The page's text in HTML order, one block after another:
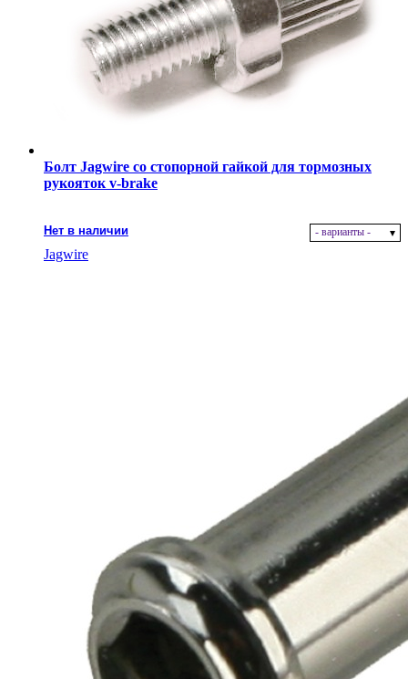
Болт Jagwire со стопорной гайкой для тормозных
рукояток v-brake
Нет в наличии - варианты -
Jagwire